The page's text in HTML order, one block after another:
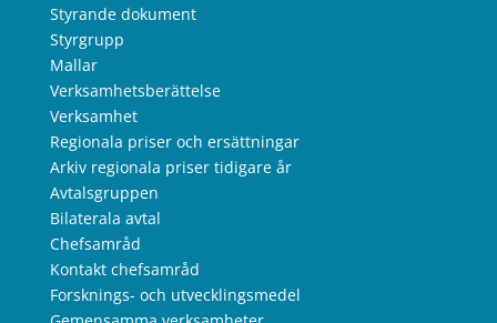
Styrande dokument
Styrgrupp
Mallar
Verksamhetsberättelse
Verksamhet
Regionala priser och ersättningar
Arkiv regionala priser tidigare år
Avtalsgruppen
Bilaterala avtal
Chefsamråd
Kontakt chefsamråd
Forsknings- och utvecklingsmedel